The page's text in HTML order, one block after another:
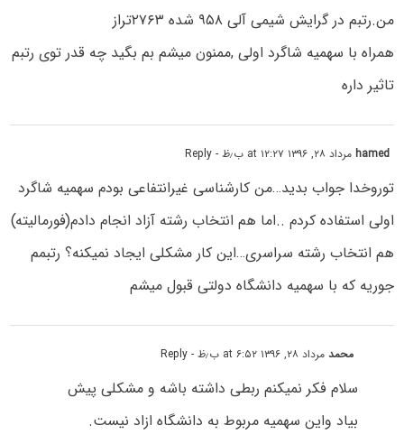
من.رتبم در گرایش شیمی آلی ۹۵۸ شده ۲۷۶۳تراز
همراه با سهمیه شاگرد اولی ,ممنون میشم بم بگید چه قدر توی رتبم
تاثیر داره
hamedمرداد ۲۸, ۱۳۹۶ at ۱۲:۲۷ ب٫ظ - Reply
توروخدا جواب بدید…من کارشناسی غیرانتفاعی بودم سهمیه شاگرد
اولی استفاده کردم ..اما هم انتخاب رشته آزاد انجام دادم(فورمالیته)
هم انتخاب رشته سراسری…این کار مشکلی ایجاد نمیکنه؟ رتبمم
جوریه که با سهمیه دانشگاه دولتی قبول میشم
محمدمرداد ۲۸, ۱۳۹۶ at ۶:۵۲ ب٫ظ - Reply
سلام فکر نمیکنم ربطی داشته باشه و مشکلی پیش
بیاد واین سهمیه مربوط به دانشگاه ازاد نیست.